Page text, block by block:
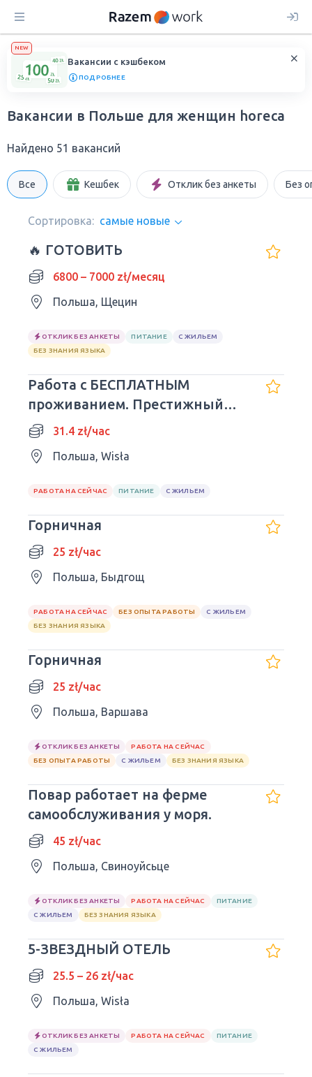
NEW
Вакансии с кэшбеком
ПОДРОБНЕЕ
Вакансии в Польше для женщин horeca
Найдено 51 вакансий
Все Кешбек Отклик без анкеты Без
Сортировка: самые новые
🔥 ГОТОВИТЬ
6800 – 7000 zł/месяц
Польша, Щецин
ОТКЛИК БЕЗ АНКЕТЫ ПИТАНИЕ
С ЖИЛЬЕМ
БЕЗ ЗНАНИЯ ЯЗЫКА
Работа с БЕСПЛАТНЫМ
проживанием. Престижный
отель в горах
31.4 zł/час
Польша, Wisła
РАБОТА НА СЕЙЧАС ПИТАНИЕ С ЖИЛЬЕМ
Горничная
25 zł/час
Польша, Быдгощ
РАБОТА НА СЕЙЧАС БЕЗ ОПЫТА РАБОТЫ
С ЖИЛЬЕМ
БЕЗ ЗНАНИЯ ЯЗЫКА
Горничная
25 zł/час
Польша, Варшава
ОТКЛИК БЕЗ АНКЕТЫ
РАБОТА НА СЕЙЧАС
БЕЗ ОПЫТА РАБОТЫ
С ЖИЛЬЕМ БЕЗ ЗНАНИЯ ЯЗЫКА
Повар работает на ферме
самообслуживания у моря.
45 zł/час
Польша, Свиноуйсьце
ОТКЛИК БЕЗ АНКЕТЫ РАБОТА НА СЕЙЧАС
ПИТАНИЕ
С ЖИЛЬЕМ
БЕЗ ЗНАНИЯ ЯЗЫКА
5-ЗВЕЗДНЫЙ ОТЕЛЬ
25.5 – 26 zł/час
Польша, Wisła
ОТКЛИК БЕЗ АНКЕТЫ РАБОТА НА СЕЙЧАС
ПИТАНИЕ
С ЖИЛЬЕМ